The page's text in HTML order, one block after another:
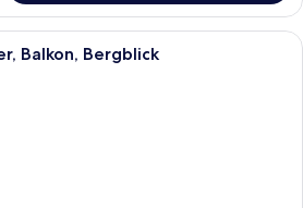
Ein Schlafzimmer mit einem
Balkon, Bergblick